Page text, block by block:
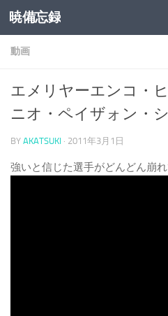
コンテンツへスキップ
暁備忘録
動画
エメリヤーエンコ・
ニオ・ペイザォン・
BY AKATSUKI · 2011年3月1日
強いと信じた選手がどんどん崩